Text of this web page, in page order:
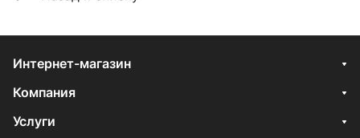
Интернет-магазин
Компания
Услуги